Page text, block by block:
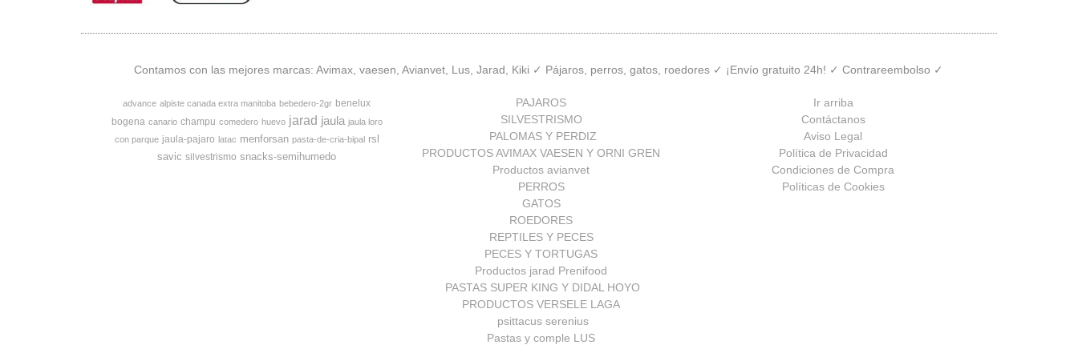
Contamos con las mejores marcas: Avimax, vaesen, Avianvet, Lus, Jarad, Kiki ✓ Pájaros, perros, gatos, roedores ✓ ¡Envío gratuito 24h! ✓ Contrareembolso ✓
advance alpiste canada extra manitoba bebedero-2gr benelux
bogena canario champu comedero huevo jarad jaula jaula loro
con parque jaula-pajaro latac menforsan pasta-de-cria-bipal rsl
savic silvestrismo snacks-semihumedo
PAJAROS
SILVESTRISMO
PALOMAS Y PERDIZ
PRODUCTOS AVIMAX VAESEN Y ORNI GREN
Productos avianvet
PERROS
GATOS
ROEDORES
REPTILES Y PECES
PECES Y TORTUGAS
Productos jarad Prenifood
PASTAS SUPER KING Y DIDAL HOYO
PRODUCTOS VERSELE LAGA
psittacus serenius
Pastas y comple LUS
Ir arriba
Contáctanos
Aviso Legal
Política de Privacidad
Condiciones de Compra
Políticas de Cookies